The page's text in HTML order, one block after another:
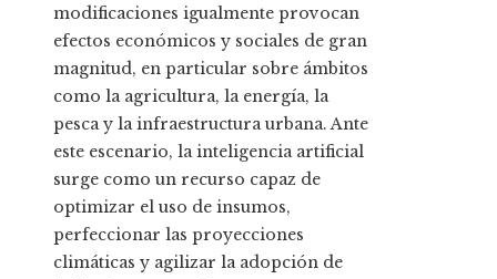
modificaciones igualmente provocan
efectos económicos y sociales de gran
magnitud, en particular sobre ámbitos
como la agricultura, la energía, la
pesca y la infraestructura urbana. Ante
este escenario, la inteligencia artificial
surge como un recurso capaz de
optimizar el uso de insumos,
perfeccionar las proyecciones
climáticas y agilizar la adopción de